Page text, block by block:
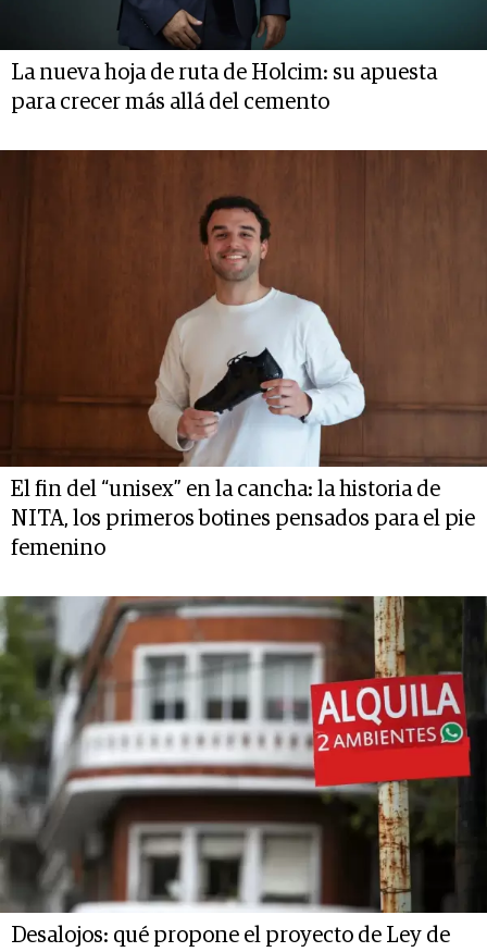
La nueva hoja de ruta de Holcim: su apuesta
para crecer más allá del cemento
El fin del “unisex” en la cancha: la historia de
NITA, los primeros botines pensados para el pie
femenino
Desalojos: qué propone el proyecto de Ley de